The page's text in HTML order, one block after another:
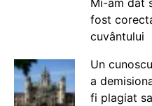
fost
cuvântului
Un
a
fi plagiat